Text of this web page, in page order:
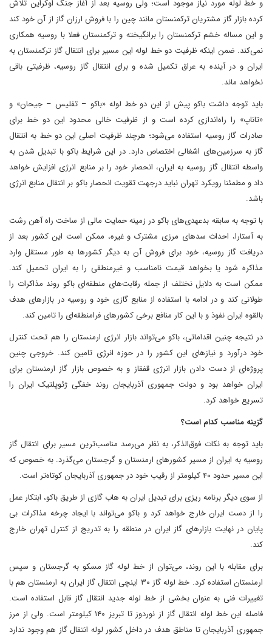
و خط لوله مورد نیاز موجود است؛ ولی روسیه بعد از آغاز جنگ اوکراین تلاش
کرده بازار گاز مشتریان ترکمنستان مانند چین را با فروش ارزان گاز از آن خود کند
و این مساله خشم ترکمنستان را برانگیخته و ترکمنستان فعلا با روسیه همکاری
نمی‌کند. ضمن اینکه ظرفیت دو خط لوله این مسیر برای انتقال گاز ترکمنستان به
ایران و در آینده به عراق تکمیل شده و برای انتقال گاز روسیه، ظرفیتی باقی
نخواهد ماند.
باید توجه داشت باکو پیش از این دو خط لوله «باکو – تفلیس – جیحان» و
«تاناپ» را راه‌اندازی کرده است و از ظرفیت خالی محدود این دو خط برای
صادرات گاز روسیه استفاده می‌شود؛ هرچند ظرفیت اصلی این دو خط به انتقال
گاز به سرزمین‌های اشغالی اختصاص دارد. در این شرایط باکو با تبدیل شدن به
واسطه انتقال گاز روسیه به ایران، انحصار خود را بر منابع انرژی افزایش خواهد
داد و مطمئنا رویکرد تهران نباید درجهت تقویت انحصار باکو بر انتقال منابع انرژی
باشد.
با توجه به سابقه بدعهدی‌های باکو در زمینه حمایت مالی از ساخت راه آهن رشت
به آستارا، احداث سد‌های مرزی مشترک و غیره، ممکن است این کشور بعد از
دریافت گاز روسیه، خود برای فروش آن به دیگر کشور‌ها به طور مستقل وارد
مذاکره شود یا بخواهد قیمت نامناسب و غیرمنطقی را به ایران تحمیل کند.
ممکن است به دلایل نختلف از جمله رقابت‌های منطقه‌ای باکو روند مذاکرات را
طولانی کند و در ادامه با استفاده از منابع گازی خود و روسیه در بازار‌های هدف
بالقوه ایران نفوذ و با این کار منافع برخی کشور‌های فرامنطقه‌ای را تامین کند.
در نتیجه چنین اقداماتی، باکو می‌تواند بازار انرژی ارمنستان را هم تحت کنترل
خود درآورد و نیاز‌های این کشور را در حوزه انرژی تامین کند. خروجی چنین
پروژه‌ای از دست دادن بازار انرژی قفقاز و به خصوص بازار گاز ارمنستان برای
ایران خواهد بود و دولت جمهوری آذربایجان روند خفگی ژئوپلتیک ایران را
تسریع خواهد کرد.
گزینه مناسب کدام است؟
باید توجه به نکات فوق‌الذکر، به نظر می‌رسد مناسب‌ترین مسیر برای انتقال گاز
روسیه به ایران از مسیر کشور‌های ارمنستان و گرجستان می‌گذرد. به خصوص که
این مسیر حدود ۴۰ کیلومتر از رقیب خود در جمهوری آذربایجان کوتاه‌تر است.
از سوی دیگر برنامه ریزی برای تبدیل ایران به هاب گازی از طریق باکو، ابتکار عمل
را از دست ایران خارج خواهد کرد و باکو می‌تواند با ایجاد چرخه مذاکرات بی
پایان در نهایت بازار‌های گاز ایران در منطقه را به تدریج از کنترل تهران خارج
کند.
برای مقابله با این روند، می‌توان از خط لوله گاز مسکو به گرجستان و سپس
ارمنستان استفاده کرد. خط لوله گاز ۳۰ اینچی انتقال گاز ایران به ارمنستان هم با
تغییرات فنی به عنوان بخشی از خط لوله جدید انتقال گاز قابل استفاده است.
فاصله این خط لوله انتقال گاز از نوردوز تا تبریز ۱۴۰ کیلومتر است. ولی از مرز
جمهوری آذربایجان تا مناطق هدف در داخل کشور لوله انتقال گاز هم وجود ندارد